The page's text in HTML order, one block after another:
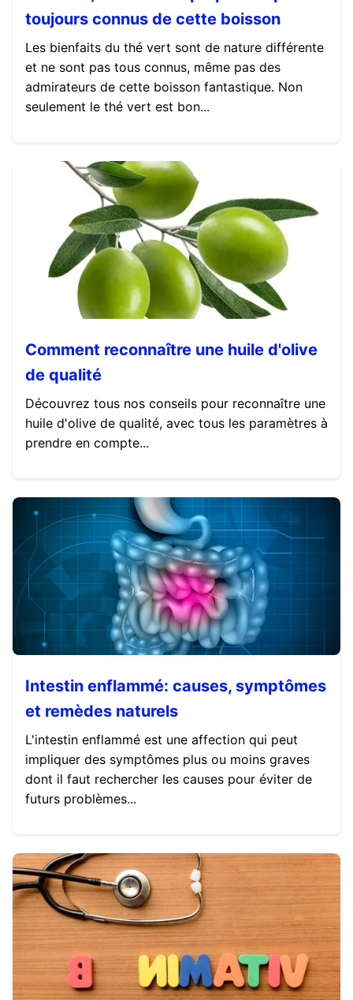
toujours connus de cette boisson
Les bienfaits du thé vert sont de nature différente
et ne sont pas tous connus, même pas des
admirateurs de cette boisson fantastique. Non
seulement le thé vert est bon...
Comment reconnaître une huile d'olive
de qualité
Découvrez tous nos conseils pour reconnaître une
huile d'olive de qualité, avec tous les paramètres à
prendre en compte...
Intestin enflammé: causes, symptômes
et remèdes naturels
L'intestin enflammé est une affection qui peut
impliquer des symptômes plus ou moins graves
dont il faut rechercher les causes pour éviter de
futurs problèmes...